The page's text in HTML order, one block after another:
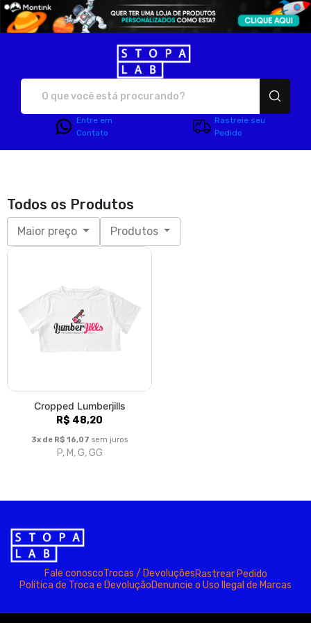
Entre em
Contato
Rastreie seu
Pedido
Todos os Produtos
Maior preço Produtos
Cropped Lumberjills
R$ 48,20
3x de R$ 16,07 sem juros
P, M, G, GG
Fale conoscoTrocas / DevoluçõesRastrear Pedido
Política de Troca e DevoluçãoDenuncie o Uso Ilegal de Marcas